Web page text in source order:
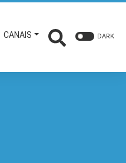
CANAIS DARK